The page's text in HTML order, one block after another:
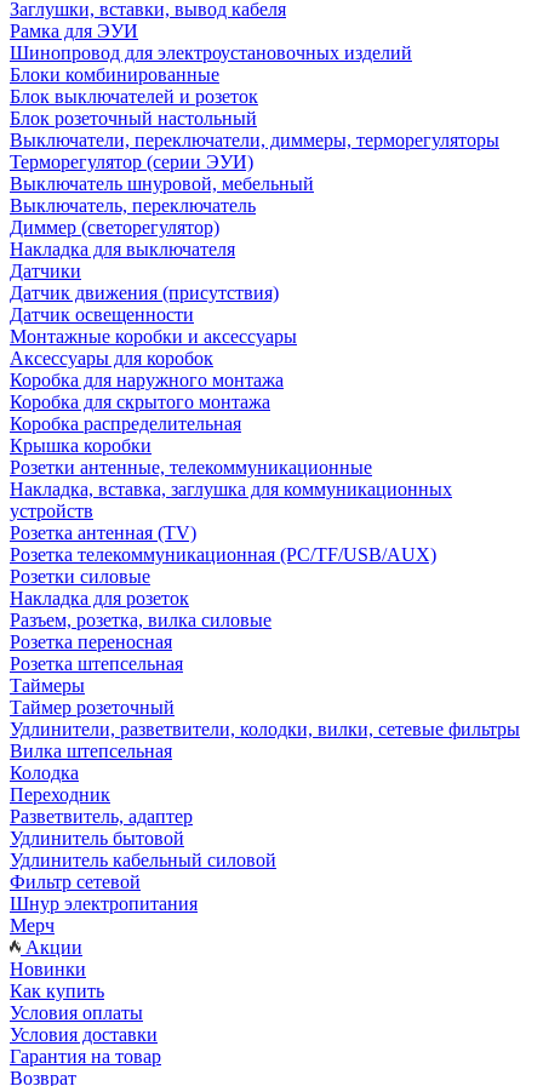
Заглушки, вставки, вывод кабеля
Рамка для ЭУИ
Шинопровод для электроустановочных изделий
Блоки комбинированные
Блок выключателей и розеток
Блок розеточный настольный
Выключатели, переключатели, диммеры, терморегуляторы
Терморегулятор (серии ЭУИ)
Выключатель шнуровой, мебельный
Выключатель, переключатель
Диммер (светорегулятор)
Накладка для выключателя
Датчики
Датчик движения (присутствия)
Датчик освещенности
Монтажные коробки и аксессуары
Аксессуары для коробок
Коробка для наружного монтажа
Коробка для скрытого монтажа
Коробка распределительная
Крышка коробки
Розетки антенные, телекоммуникационные
Накладка, вставка, заглушка для коммуникационных
устройств
Розетка антенная (TV)
Розетка телекоммуникационная (PC/TF/USB/AUX)
Розетки силовые
Накладка для розеток
Разъем, розетка, вилка силовые
Розетка переносная
Розетка штепсельная
Таймеры
Таймер розеточный
Удлинители, разветвители, колодки, вилки, сетевые фильтры
Вилка штепсельная
Колодка
Переходник
Разветвитель, адаптер
Удлинитель бытовой
Удлинитель кабельный силовой
Фильтр сетевой
Шнур электропитания
Мерч
Акции
Новинки
Как купить
Условия оплаты
Условия доставки
Гарантия на товар
Возврат